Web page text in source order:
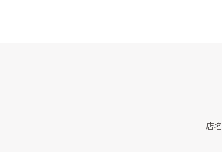
店名